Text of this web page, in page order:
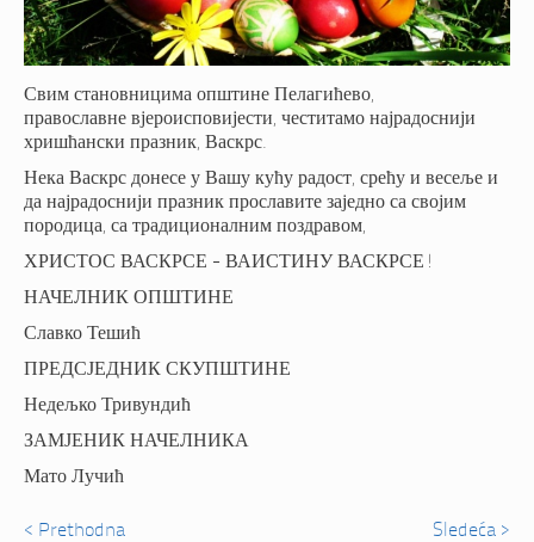
Свим становницима општине Пелагићево,
православне вјероисповијести, честитамо најрадоснији
хришћански празник, Васкрс.
Нека Васкрс донесе у Вашу кућу радост, срећу и весеље и
да најрадоснији празник прославите заједно са својим
породица, са традиционалним поздравом,
ХРИСТОС ВАСКРСЕ - ВАИСТИНУ ВАСКРСЕ!
НАЧЕЛНИК ОПШТИНЕ
Славко Тешић
ПРЕДСЈЕДНИК СКУПШТИНЕ
Недељко Тривундић
ЗАМЈЕНИК НАЧЕЛНИКА
Мато Лучић
< Prethodna Sledeća >